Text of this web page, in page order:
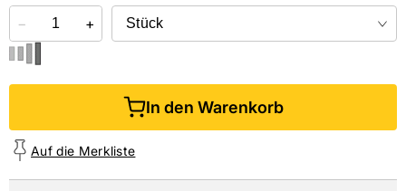
− +
In den Warenkorb
Auf die Merkliste